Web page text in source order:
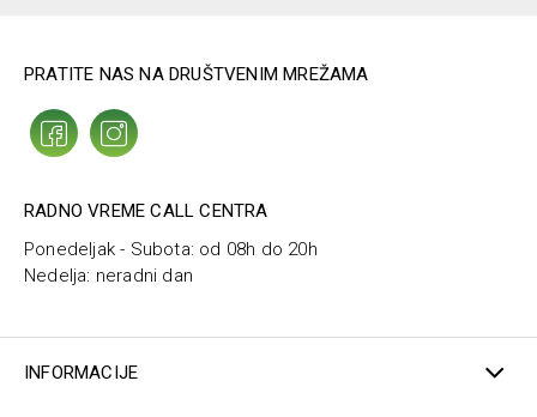
PRATITE NAS NA DRUŠTVENIM MREŽAMA
RADNO VREME CALL CENTRA
Ponedeljak - Subota: od 08h do 20h
Nedelja: neradni dan
INFORMACIJE